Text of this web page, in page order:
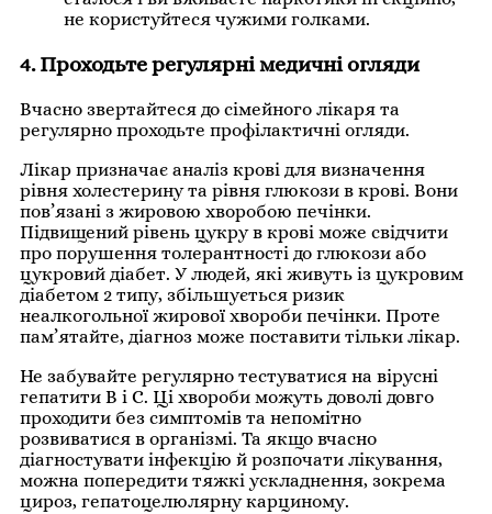
не користуйтеся чужими голками.
4. Проходьте регулярні медичні огляди
Вчасно звертайтеся до сімейного лікаря та
регулярно проходьте профілактичні огляди.
Лікар призначає аналіз крові для визначення
рівня холестерину та рівня глюкози в крові. Вони
пов’язані з жировою хворобою печінки.
Підвищений рівень цукру в крові може свідчити
про порушення толерантності до глюкози або
цукровий діабет. У людей, які живуть із цукровим
діабетом 2 типу, збільшується ризик
неалкогольної жирової хвороби печінки. Проте
пам’ятайте, діагноз може поставити тільки лікар.
Не забувайте регулярно тестуватися на вірусні
гепатити В і С. Ці хвороби можуть доволі довго
проходити без симптомів та непомітно
розвиватися в організмі. Та якщо вчасно
діагностувати інфекцію й розпочати лікування,
можна попередити тяжкі ускладнення, зокрема
цироз, гепатоцелюлярну карциному.